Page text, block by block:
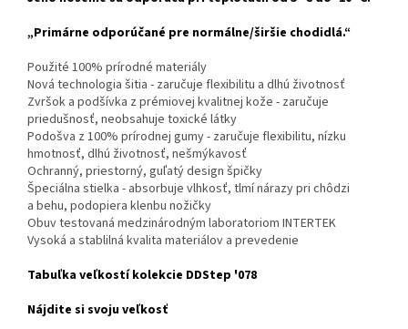
„Primárne odporúčané pre normálne/širšie chodidlá.“
Použité 100% prírodné materiály
Nová technologia šitia - zaručuje flexibilitu a dlhú životnosť
Zvršok a podšívka z prémiovej kvalitnej kože - zaručuje
priedušnosť, neobsahuje toxické látky
Podošva z 100% prírodnej gumy - zaručuje flexibilitu, nízku
hmotnosť, dlhú životnosť, nešmýkavosť
Ochranný, priestorný, guľatý design špičky
Špeciálna stielka - absorbuje vlhkosť, tlmí nárazy pri chôdzi
a behu, podopiera klenbu nožičky
Obuv testovaná medzinárodným laboratoriom INTERTEK
Vysoká a stablilná kvalita materiálov a prevedenie
Tabuľka veľkostí kolekcie DDStep '078
Nájdite si svoju veľkosť